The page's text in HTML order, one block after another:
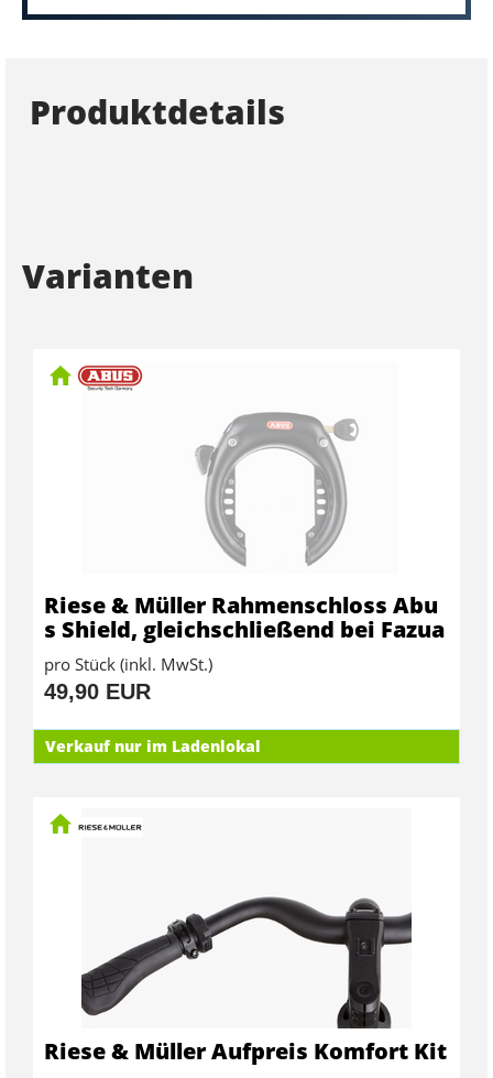
Produktdetails
Varianten
Riese & Müller Rahmenschloss Abu
s Shield, gleichschließend bei Fazua
pro Stück (inkl. MwSt.)
49,90 EUR
Verkauf nur im Ladenlokal
Riese & Müller Aufpreis Komfort Kit